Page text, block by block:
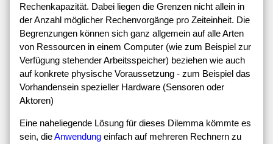
Rechenkapazität. Dabei liegen die Grenzen nicht allein in
der Anzahl möglicher Rechenvorgänge pro Zeiteinheit. Die
Begrenzungen können sich ganz allgemein auf alle Arten
von Ressourcen in einem Computer (wie zum Beispiel zur
Verfügung stehender Arbeitsspeicher) beziehen wie auch
auf konkrete physische Voraussetzung - zum Beispiel das
Vorhandensein spezieller Hardware (Sensoren oder
Aktoren)
Eine naheliegende Lösung für dieses Dilemma kömmte es
sein, dieAnwendung einfach auf mehreren Rechnern zu